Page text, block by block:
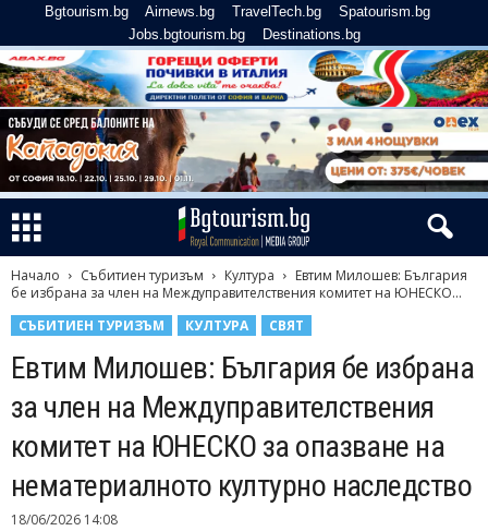
Bgtourism.bg Airnews.bg TravelTech.bg
Spatourism.bg
Jobs.bgtourism.bg
Destinations.bg
Начало Събитиен туризъм Култура
Евтим Милошев: България
бе избрана за член на Междуправителствения комитет на ЮНЕСКО...
СЪБИТИЕН ТУРИЗЪМ
КУЛТУРА СВЯТ
Евтим Милошев: България бе избрана
за член на Междуправителствения
комитет на ЮНЕСКО за опазване на
нематериалното културно наследство
18/06/2026 14:08